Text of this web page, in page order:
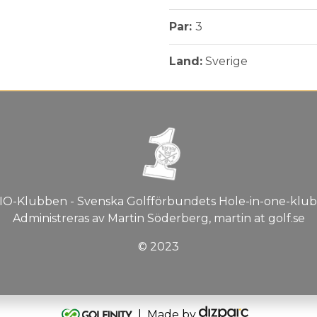
Par: 3
Land: Sverige
Klubben - Svenska Golfförbundets Hole-in-one-
Administreras av Martin Söderberg, martin at golf.se
© 2023
| Made by